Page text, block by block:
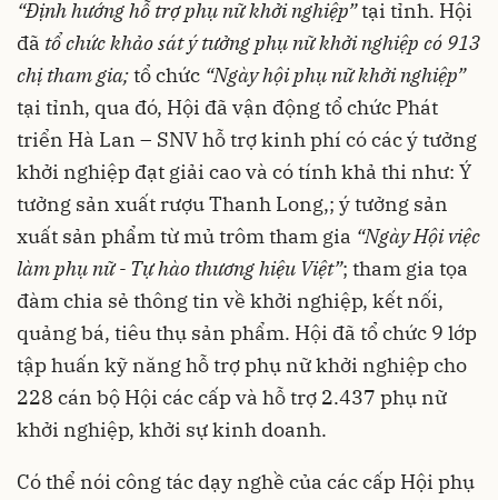
“Định hướng hỗ trợ phụ nữ khởi nghiệp”tại tỉnh. Hội
đã tổ chức khảo sát ý tưởng phụ nữ khởi nghiệp có 913
chị tham gia;tổ chức “Ngày hội phụ nữ khởi nghiệp”
tại tỉnh, qua đó, Hội đã vận động tổ chức Phát
triển Hà Lan – SNV hỗ trợ kinh phí có các ý tưởng
khởi nghiệp đạt giải cao và có tính khả thi như: Ý
tưởng sản xuất rượuThanh Long,; ý tưởng sản
xuất sản phẩm từ mủ trôm tham gia “Ngày Hội việc
làm phụ nữ - Tự hào thương hiệu Việt”; tham gia tọa
đàm chia sẻ thông tin về khởi nghiệp, kết nối,
quảng bá, tiêu thụ sản phẩm. Hội đã tổ chức 9 lớp
tập huấn kỹ năng hỗ trợ phụ nữ khởi nghiệp cho
228 cán bộ Hội các cấp và hỗ trợ 2.437 phụ nữ
khởi nghiệp, khởi sự kinh doanh.
Có thể nói công tác dạy nghề của các cấp Hội phụ